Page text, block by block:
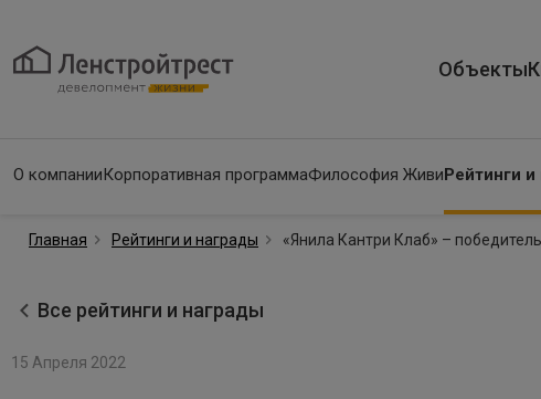
Объекты
О компанииКорпоративная программаФилософия ЖивиРейтинги
Главная Рейтинги и награды «Янила Кантри Клаб» –
Все рейтинги и награды
15 Апреля 2022